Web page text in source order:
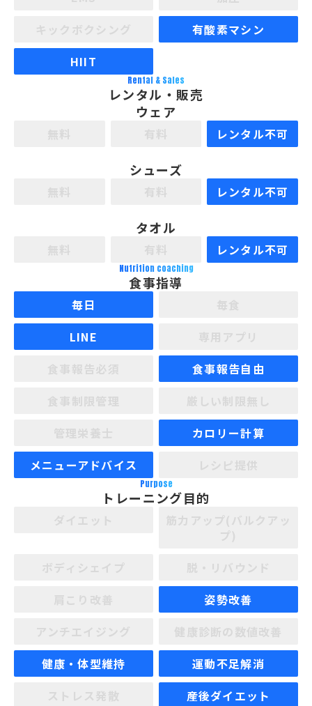
有酸素マシン
HIIT
Rental & Sales
レンタル・販売
ウェア
レンタル不可
シューズ
レンタル不可
タオル
レンタル不可
Nutrition coaching
食事指導
毎日
LINE
食事報告自由
カロリー計算
メニューアドバイス
Purpose
トレーニング目的
姿勢改善
健康・体型維持
運動不足解消
産後ダイエット